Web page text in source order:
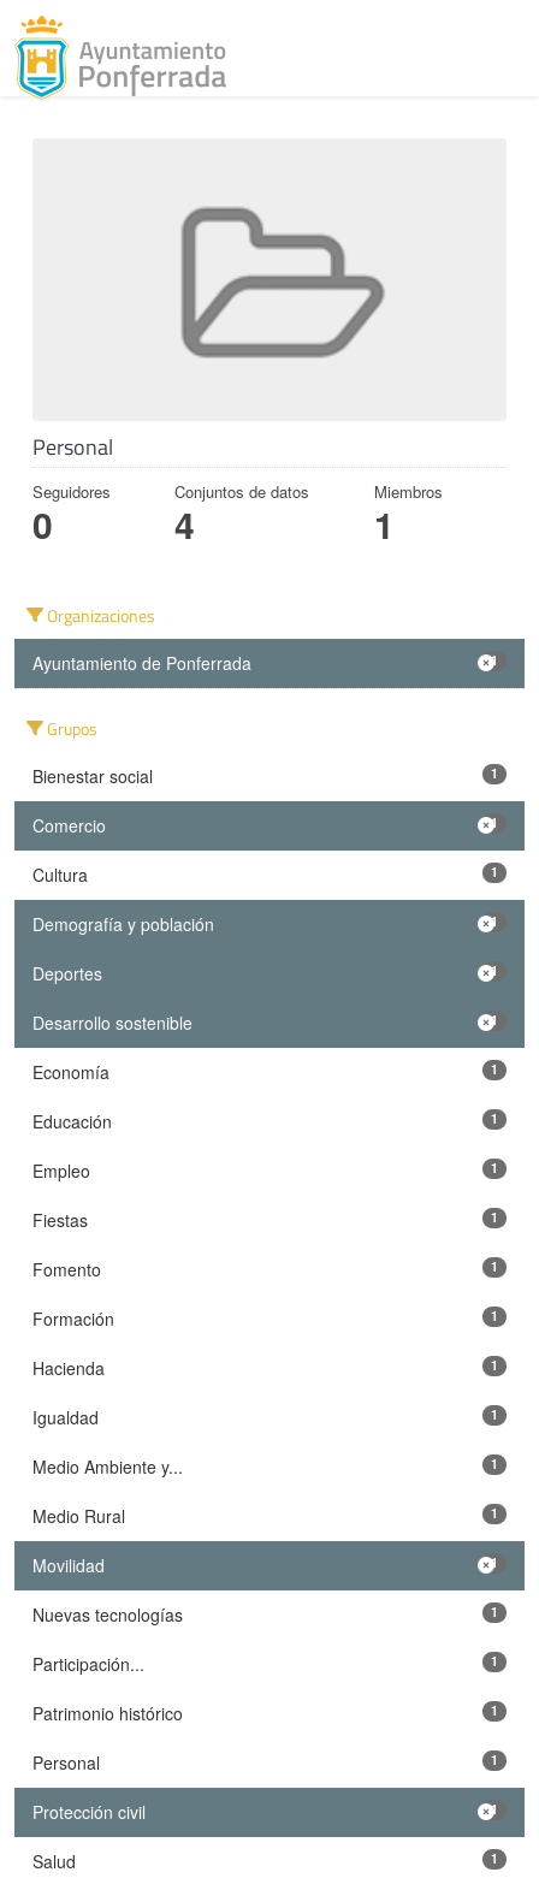
Personal
Seguidores
0
Conjuntos de datos
4
Miembros
1
Organizaciones
Ayuntamiento de Ponferrada 1
Grupos
Bienestar social 1
Comercio 1
Cultura 1
Demografía y población 1
Deportes 1
Desarrollo sostenible 1
Economía 1
Educación 1
Empleo 1
Fiestas 1
Fomento 1
Formación 1
Hacienda 1
Igualdad 1
Medio Ambiente y... 1
Medio Rural 1
Movilidad 1
Nuevas tecnologías 1
Participación... 1
Patrimonio histórico 1
Personal 1
Protección civil 1
Salud 1